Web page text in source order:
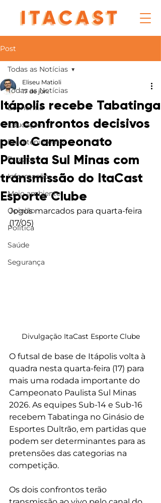
Post
Todas as Notícias
Economia
Educação
Entretenimento
Esporte
Informação
Meio ambiente
Opinião
Política
Saúde
Segurança
Todas as Notícias
Itápolis recebe Tabatinga
em confrontos decisivos
pelo Campeonato
Paulista Sul Minas com
transmissão do ItaCast
Esporte Clube
Eliseu Matioli
17 de jun.
Jogos marcados para quarta-feira
(17/05)
Divulgação ItaCast Esporte Clube
O futsal de base de Itápolis volta à
quadra nesta quarta-feira (17) para
mais uma rodada importante do
Campeonato Paulista Sul Minas
2026. As equipes Sub-14 e Sub-16
recebem Tabatinga no Ginásio de
Esportes Dultrão, em partidas que
podem ser determinantes para as
pretensões das categorias na
competição.
Os dois confrontos terão